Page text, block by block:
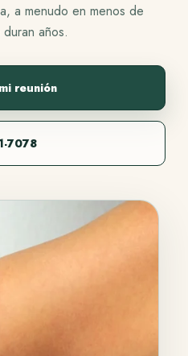
a menudo en menos de
años.
reunión
7078